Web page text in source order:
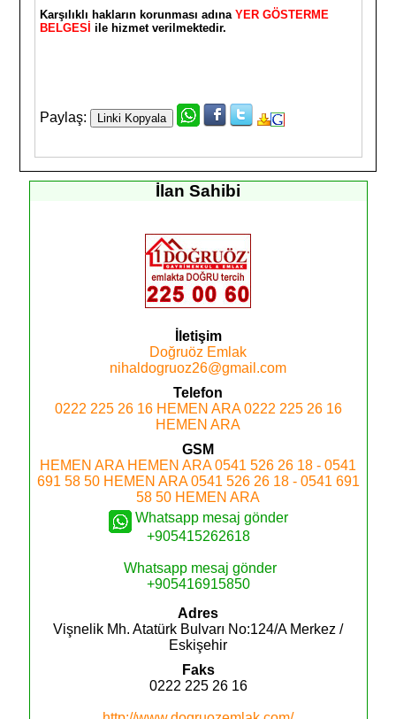
Karşılıklı hakların korunması adına YER GÖSTERME
BELGESİ ile hizmet verilmektedir.
Paylaş:
İlan Sahibi
İletişim
Doğruöz Emlak
nihaldogruoz26@gmail.com
Telefon
0222 225 26 16 HEMEN ARA 0222 225 26 16
HEMEN ARA
GSM
HEMEN ARA HEMEN ARA 0541 526 26 18 - 0541
691 58 50 HEMEN ARA 0541 526 26 18 - 0541 691
58 50 HEMEN ARA
Whatsapp mesaj gönder
+905415262618
Whatsapp mesaj gönder
+905416915850
Adres
Vişnelik Mh. Atatürk Bulvarı No:124/AMerkez /
Eskişehir
Faks
0222 225 26 16